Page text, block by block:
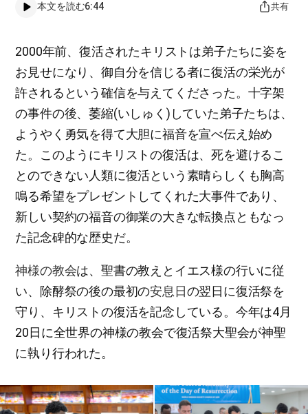
本文を読む6:44 共有
2000年前、復活されたキリストは弟子たちに姿を
お見せになり、御自分を信じる者に復活の栄光が
許されるという確信を与えてくださった。十字架
の事件の後、萎縮(いしゅく)していた弟子たちは、
ようやく勇気を得て大胆に福音を宣べ伝え始め
た。このようにキリストの復活は、死を避けるこ
とのできない人類に復活という素晴らしくも胸高
鳴る希望をプレゼントしてくれた大事件であり、
新しい契約の福音の御業の大きな転換点ともなっ
た記念碑的な歴史だ。
神様の教会は、聖書の教えとイエス様の行いに従
い、除酵祭の後の最初の安息日の翌日に復活祭を
守り、キリストの復活を記念している。今年は4月
20日に全世界の神様の教会で復活祭大聖会が神聖
に執り行われた。